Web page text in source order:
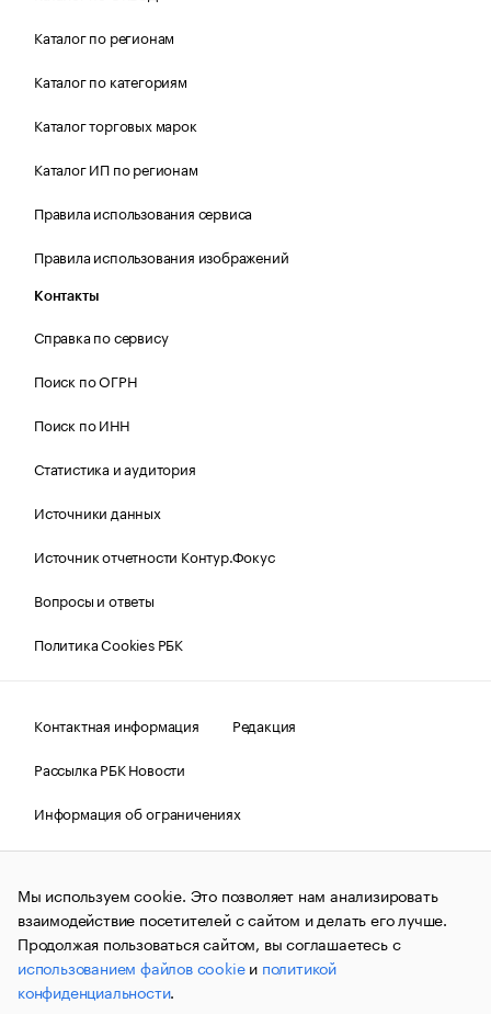
Каталог по регионам
Каталог по категориям
Каталог торговых марок
Каталог ИП по регионам
Правила использования сервиса
Правила использования изображений
Контакты
Справка по сервису
Поиск по ОГРН
Поиск по ИНН
Статистика и аудитория
Источники данных
Источник отчетности Контур.Фокус
Вопросы и ответы
Политика Cookies РБК
Контактная информация
Редакция
Рассылка РБК Новости
Информация об ограничениях
Правовая информация
О соблюдении авторских прав
© АО «РОСБИЗНЕСКОНСАЛТИНГ»,1995–2026.Сообщения
и материалы информационного агентства «РБК»
(зарегистрировано Федеральной службой по надзору в сфере
связи, информационных технологий и массовых
коммуникаций (Роскомнадзор) 09.12.2015 за номером ИА
№ФС77-63848) сопровождаются пометкой «РБК». Отдельные
публикации могут содержать информацию,
Мы используем cookie. Это позволяет нам анализировать
взаимодействие посетителей с сайтом и делать его лучше.
Продолжая пользоваться сайтом, вы соглашаетесь с
использованием файлов cookieи политикой
конфиденциальности.